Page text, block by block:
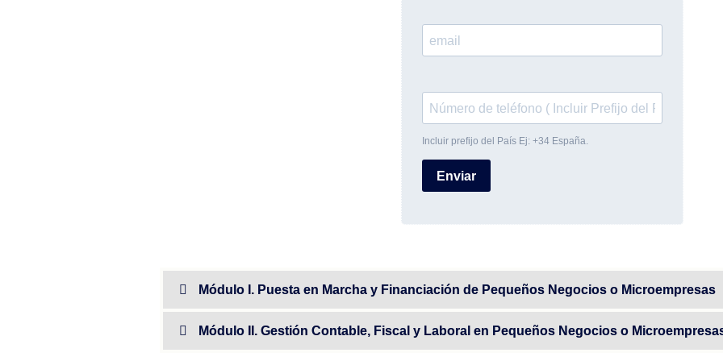
Módulo I. Puesta en Marcha y Financiación de Pequeños Negocios o Microempresas
Módulo II. Gestión Contable, Fiscal y Laboral en Pequeños Negocios o